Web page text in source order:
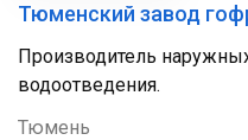
Тюменский завод
Производитель
водоотведения.
Тюмень